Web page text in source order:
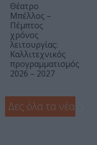
Θέατρο
Μπέλλος –
Πέμπτος
χρόνος
λειτουργίας:
Καλλιτεχνικός
προγραμματισμός
2026 – 2027
Δες όλα τα νέα